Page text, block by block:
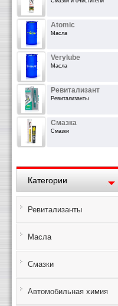
Atomic
Масла
Verylube
Масла
Ревитализант
Ревитализанты
Смазка
Смазки
Категории
Ревитализанты
Масла
Смазки
Автомобильная химия